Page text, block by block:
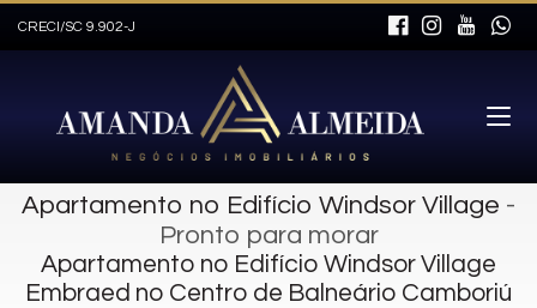
CRECI/SC 9.902-J
Apartamento no Edifício Windsor Village -
Pronto para morar
Apartamento no Edifício Windsor Village
Embraed no Centro de Balneário Camboriú